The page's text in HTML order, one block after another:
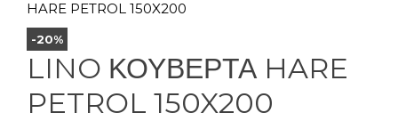
HARE PETROL 150X200
-20%
LINO ΚΟΥΒΕΡΤΑ HARE
PETROL 150X200